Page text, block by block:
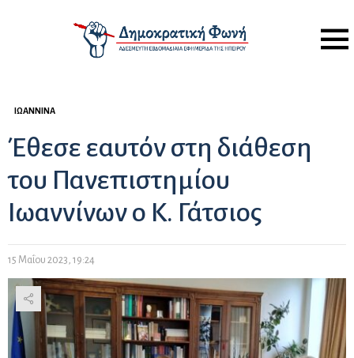
Menu
ΙΩΆΝΝΙΝΑ
Έθεσε εαυτόν στη διάθεση
του Πανεπιστημίου
Ιωαννίνων ο Κ. Γάτσιος
15 Μαΐου 2023, 19:24